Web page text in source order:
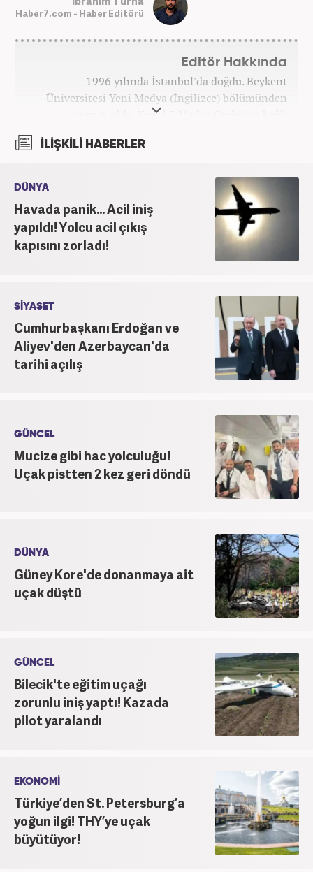
Haber7.com - Haber Editörü
Editör Hakkında
1996 yılında İstanbul'da doğdu. Beykent
Üniversitesi Yeni Medya (İngilizce) bölümünden
mezun oldu. Kanal 7 Medya Grubu'na bağlı
İLİŞKİLİ HABERLER
DÜNYA
Havada panik... Acil iniş
yapıldı! Yolcu acil çıkış
kapısını zorladı!
SİYASET
Cumhurbaşkanı Erdoğan ve
Aliyev'den Azerbaycan'da
tarihi açılış
GÜNCEL
Mucize gibi hac yolculuğu!
Uçak pistten 2 kez geri döndü
DÜNYA
Güney Kore'de donanmaya ait
uçak düştü
GÜNCEL
Bilecik'te eğitim uçağı
zorunlu iniş yaptı! Kazada
pilot yaralandı
EKONOMİ
Türkiye’den St. Petersburg’a
yoğun ilgi! THY’ye uçak
büyütüyor!